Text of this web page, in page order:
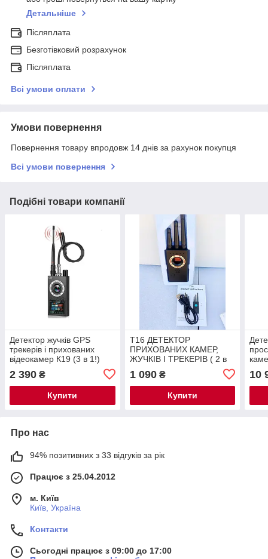
Детальніше
Післяплата
Безготівковий розрахунок
Післяплата
Всі умови оплати
Умови повернення
Повернення товару впродовж 14 днів за рахунок покупця
Всі умови повернення
Подібні товари компанії
Детектор жучків GPS
трекерів і прихованих
відеокамер К19 (3 в 1!)
2 390 ₴
Купити
Т16 ДЕТЕКТОР
ПРИХОВАНИХ КАМЕР,
ЖУЧКІВ І ТРЕКЕРІВ ( 2 в
1 090₴
Купити
10
Про нас
94% позитивних з 33 відгуків за рік
Працює з 25.04.2012
м. Київ
Київ, Україна
Контакти
Сьогодні працює з 09:00 до 17:00